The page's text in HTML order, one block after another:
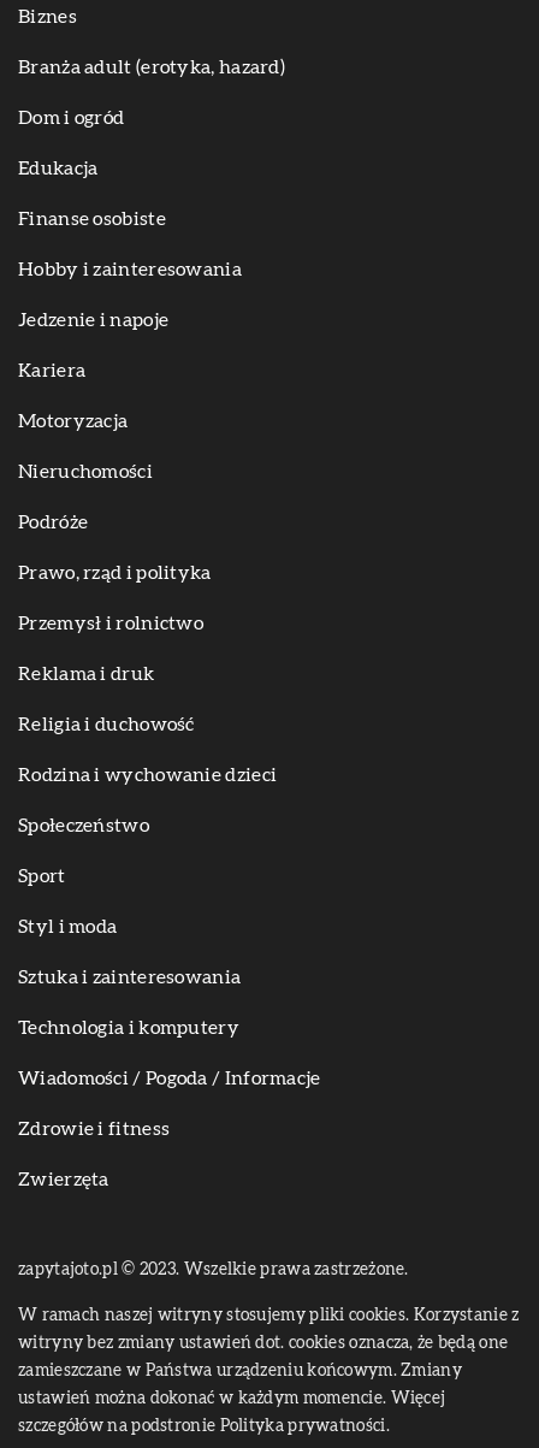
Biznes
Branża adult (erotyka, hazard)
Dom i ogród
Edukacja
Finanse osobiste
Hobby i zainteresowania
Jedzenie i napoje
Kariera
Motoryzacja
Nieruchomości
Podróże
Prawo, rząd i polityka
Przemysł i rolnictwo
Reklama i druk
Religia i duchowość
Rodzina i wychowanie dzieci
Społeczeństwo
Sport
Styl i moda
Sztuka i zainteresowania
Technologia i komputery
Wiadomości / Pogoda / Informacje
Zdrowie i fitness
Zwierzęta
zapytajoto.pl © 2023. Wszelkie prawa zastrzeżone.
W ramach naszej witryny stosujemy pliki cookies. Korzystanie z
witryny bez zmiany ustawień dot. cookies oznacza, że będą one
zamieszczane w Państwa urządzeniu końcowym. Zmiany
ustawień można dokonać w każdym momencie. Więcej
szczegółów na podstronie Polityka prywatności.